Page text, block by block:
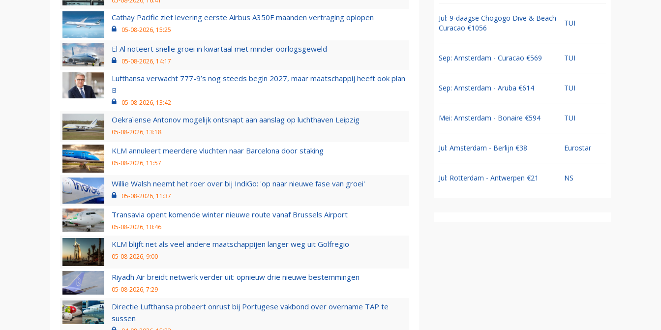
Cathay Pacific ziet levering eerste Airbus A350F maanden vertraging oplopen
05-08-2026, 15:25
El Al noteert snelle groei in kwartaal met minder oorlogsgeweld
05-08-2026, 14:17
Lufthansa verwacht 777-9’s nog steeds begin 2027, maar maatschappij heeft ook plan
B
05-08-2026, 13:42
Oekraïense Antonov mogelijk ontsnapt aan aanslag op luchthaven Leipzig
05-08-2026, 13:18
KLM annuleert meerdere vluchten naar Barcelona door staking
05-08-2026, 11:57
Willie Walsh neemt het roer over bij IndiGo: 'op naar nieuwe fase van groei'
05-08-2026, 11:37
Transavia opent komende winter nieuwe route vanaf Brussels Airport
05-08-2026, 10:46
KLM blijft net als veel andere maatschappijen langer weg uit Golfregio
05-08-2026, 9:00
Riyadh Air breidt netwerk verder uit: opnieuw drie nieuwe bestemmingen
05-08-2026, 7:29
Directie Lufthansa probeert onrust bij Portugese vakbond over overname TAP te
sussen
Jul: 9-daagse Chogogo Dive & Beach
Curacao €1056
TUI
Sep: Amsterdam - Curacao €569 TUI
Sep: Amsterdam - Aruba €614 TUI
Mei: Amsterdam - Bonaire €594 TUI
Jul: Amsterdam - Berlijn €38 Eurostar
Jul: Rotterdam - Antwerpen €21 NS